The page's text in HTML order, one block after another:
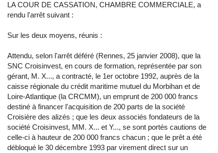
LA COUR DE CASSATION, CHAMBRE COMMERCIALE, a
rendu l'arrêt suivant :
Sur les deux moyens, réunis :
Attendu, selon l'arrêt déféré (Rennes, 25 janvier 2008), que la
SNC Croisinvest, en cours de formation, représentée par son
gérant, M. X..., a contracté, le 1er octobre 1992, auprès de la
caisse régionale du crédit maritime mutuel du Morbihan et de
Loire-Atlantique (la CRCMM), un emprunt de 200 000 francs
destiné à financer l'acquisition de 200 parts de la société
Croisière des alizés ; que les deux associés fondateurs de la
société Croisinvest, MM. X... et Y..., se sont portés cautions de
celle-ci à hauteur de 200 000 francs chacun ; que le prêt a été
débloqué le 30 décembre 1993 par virement direct sur un